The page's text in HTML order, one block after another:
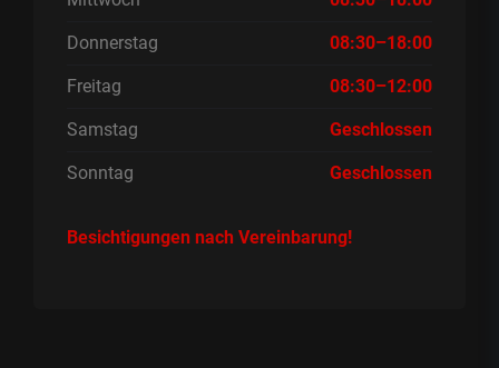
Donnerstag 08:30–18:00
Freitag 08:30–12:00
Samstag Geschlossen
Sonntag Geschlossen
Besichtigungen nach Vereinbarung!